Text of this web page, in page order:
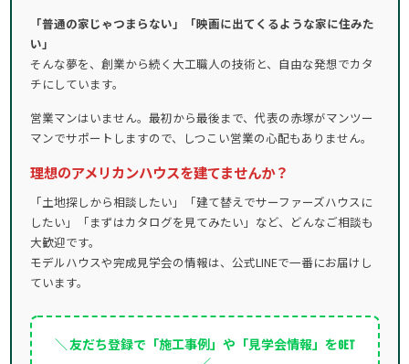
「普通の家じゃつまらない」「映画に出てくるような家に住みた
い」
そんな夢を、創業から続く大工職人の技術と、自由な発想でカタ
チにしています。
営業マンはいません。最初から最後まで、代表の赤塚がマンツー
マンでサポートしますので、しつこい営業の心配もありません。
理想のアメリカンハウスを建てませんか？
「土地探しから相談したい」「建て替えでサーファーズハウスに
したい」「まずはカタログを見てみたい」など、どんなご相談も
大歓迎です。
モデルハウスや完成見学会の情報は、公式LINEで一番にお届けし
ています。
＼ 友だち登録で「施工事例」や「見学会情報」をGET